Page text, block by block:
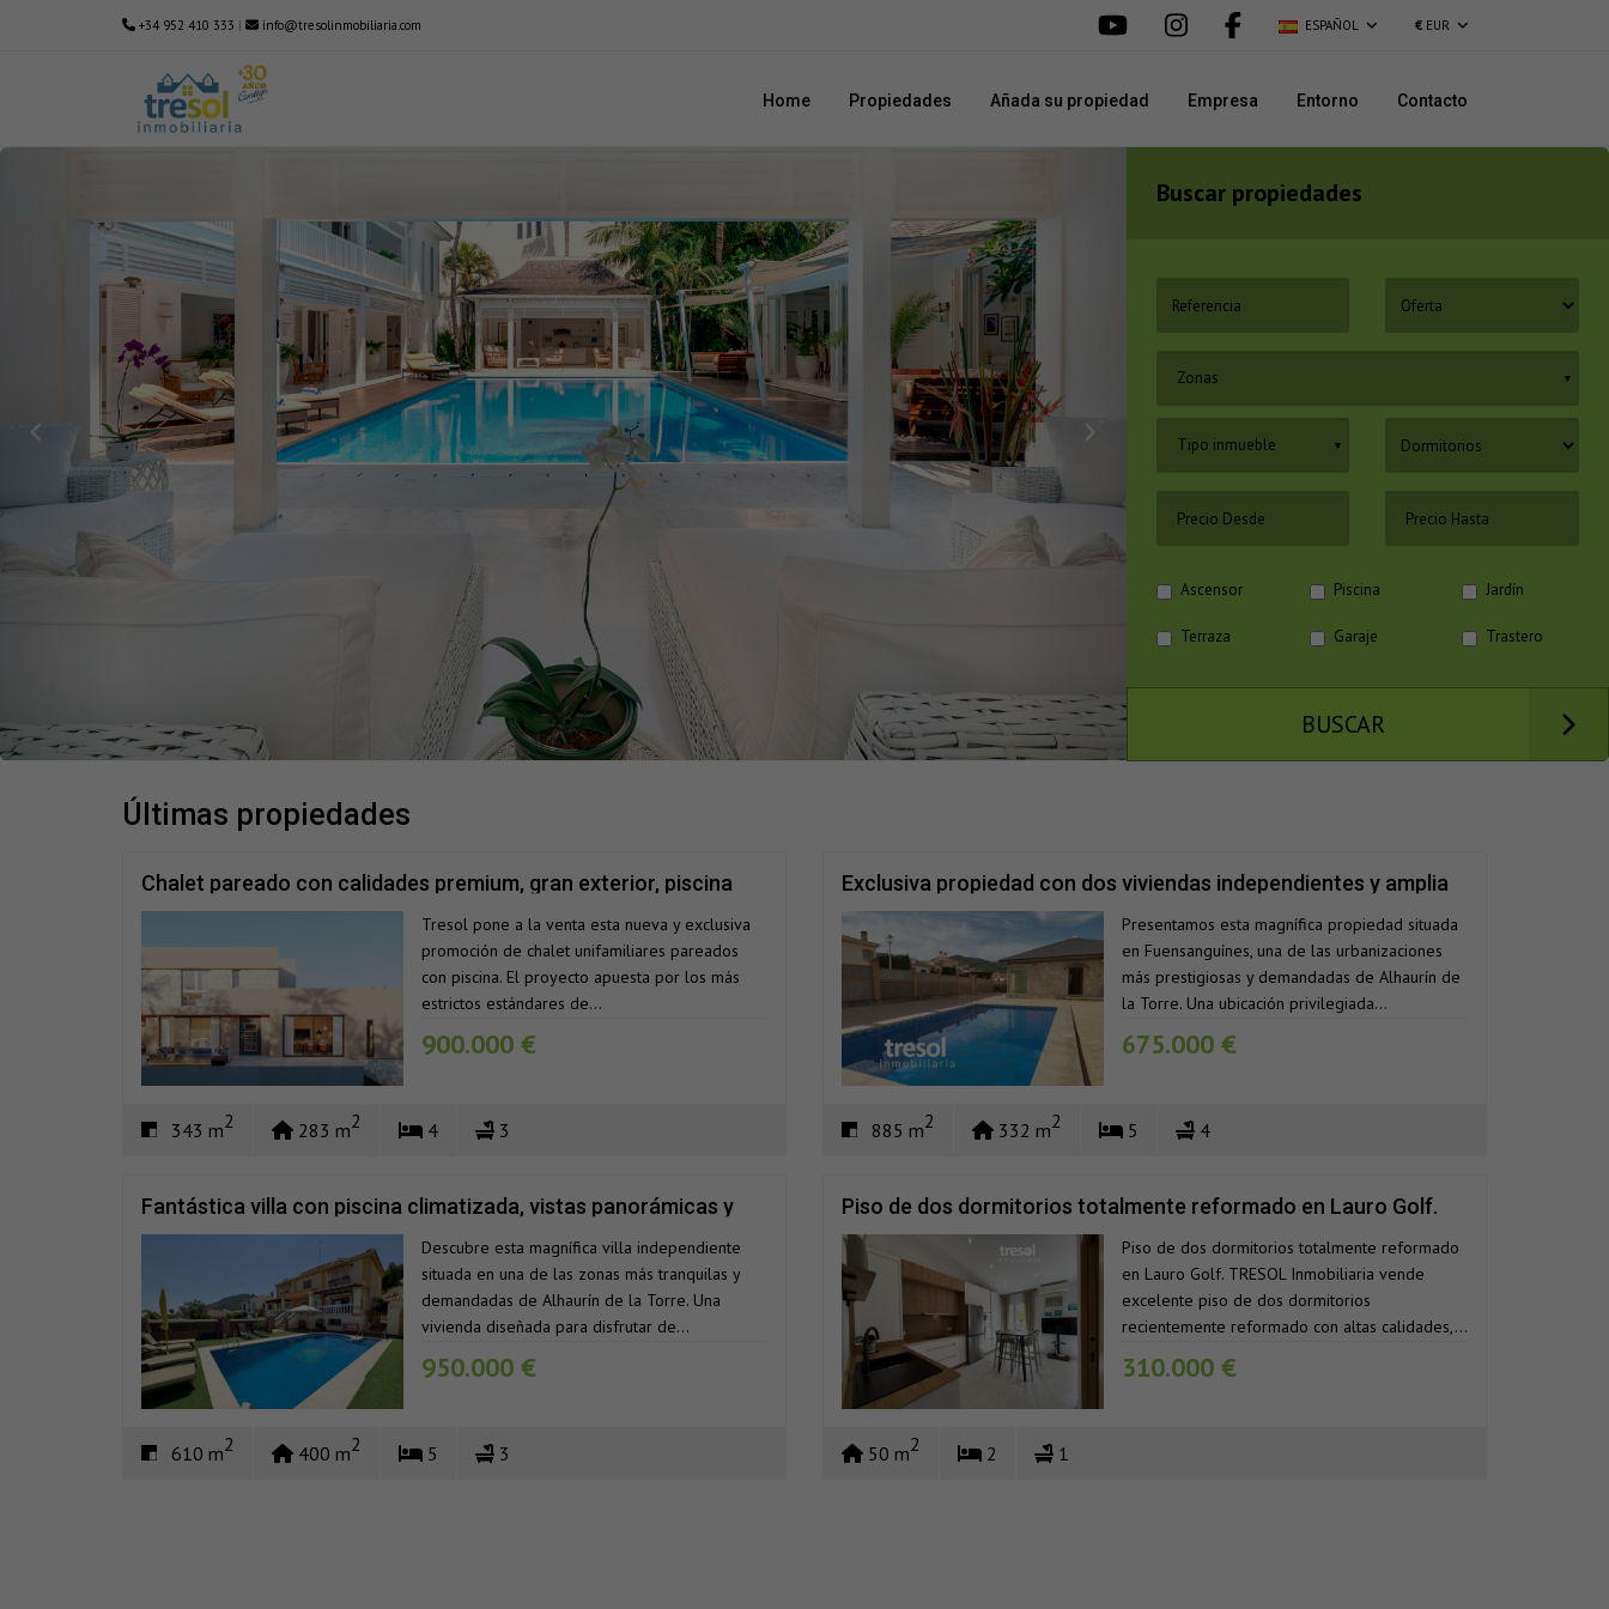
+34 952 410 333 | info@tresolinmobiliaria.com ESPAÑOL € EUR
Home Propiedades Añada su propiedad Empresa Entorno Contacto
Buscar propiedades
Zonas ▼
Tipo inmueble ▼
Ascensor Piscina Jardín
Terraza Garaje Trastero
BUSCAR
últimas propiedades
Chalet pareado con calidades premium, gran exterior, piscina
privada en Retamar. Entrega antes de final de año.
Tresol pone a la venta esta nueva y exclusiva
promoción de chalet unifamiliares pareados
con piscina. El proyecto apuesta por los más
estrictos estándares de...
900.000 €
343 m2 283 m2 4 3
Exclusiva propiedad con dos viviendas independientes y amplia
piscina en Fuensanguínes, Alhaurín de la Torre
Presentamos esta magnífica propiedad situada
en Fuensanguínes, una de las urbanizaciones
más prestigiosas y demandadas de Alhaurín de
la Torre. Una ubicación privilegiada...
675.000 €
885 m2 332 m2 5 4
Fantástica villa con piscina climatizada, vistas panorámicas y
total privacidad en Alhaurín de la Torre
Descubre esta magnífica villa independiente
situada en una de las zonas más tranquilas y
demandadas de Alhaurín de la Torre. Una
vivienda diseñada para disfrutar de...
950.000 €
610 m2 400 m2 5 3
Piso de dos dormitorios totalmente reformado en Lauro Golf.
Piso de dos dormitorios totalmente reformado
en Lauro Golf. TRESOL Inmobiliaria vende
excelente piso de dos dormitorios
recientemente reformado con altas calidades,...
310.000 €
50 m2 2 1